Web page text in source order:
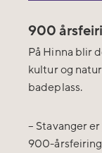
900
På Hinna blir
kultur og
badeplass.
– Stavanger
900-